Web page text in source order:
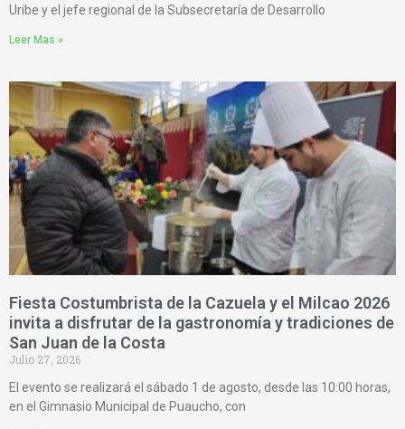
Uribe y el jefe regional de la Subsecretaría de Desarrollo
Leer Mas »
Fiesta Costumbrista de la Cazuela y el Milcao 2026
invita a disfrutar de la gastronomía y tradiciones de
San Juan de la Costa
Julio 27, 2026
El evento se realizará el sábado 1 de agosto, desde las 10:00 horas,
en el Gimnasio Municipal de Puaucho, con